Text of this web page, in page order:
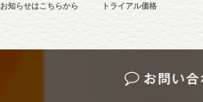
お知らせはこちらから
トライアル価格